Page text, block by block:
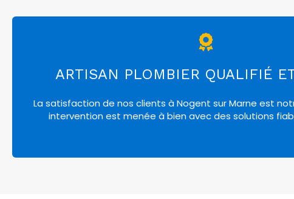
ARTISAN PLOMBIER QUALIFIÉ
La satisfaction de nos clients à Nogent sur Marne est
intervention est menée à bien avec des solutions